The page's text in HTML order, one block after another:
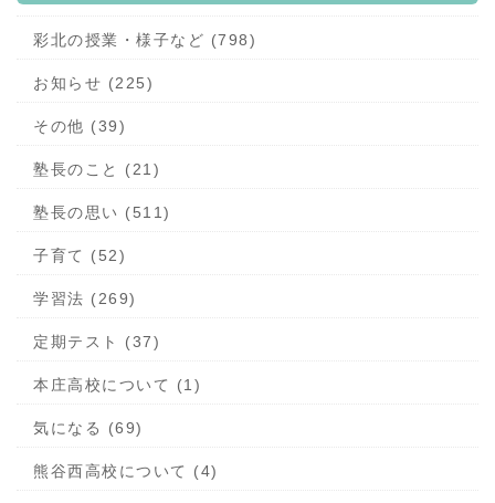
彩北の授業・様子など (798)
お知らせ (225)
その他 (39)
塾長のこと (21)
塾長の思い (511)
子育て (52)
学習法 (269)
定期テスト (37)
本庄高校について (1)
気になる (69)
熊谷西高校について (4)